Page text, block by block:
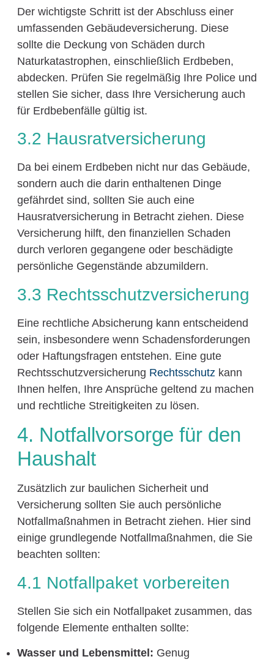
Der wichtigste Schritt ist der Abschluss einer
umfassenden Gebäudeversicherung. Diese
sollte die Deckung von Schäden durch
Naturkatastrophen, einschließlich Erdbeben,
abdecken. Prüfen Sie regelmäßig Ihre Police und
stellen Sie sicher, dass Ihre Versicherung auch
für Erdbebenfälle gültig ist.
3.2 Hausratversicherung
Da bei einem Erdbeben nicht nur das Gebäude,
sondern auch die darin enthaltenen Dinge
gefährdet sind, sollten Sie auch eine
Hausratversicherung in Betracht ziehen. Diese
Versicherung hilft, den finanziellen Schaden
durch verloren gegangene oder beschädigte
persönliche Gegenstände abzumildern.
3.3 Rechtsschutzversicherung
Eine rechtliche Absicherung kann entscheidend
sein, insbesondere wenn Schadensforderungen
oder Haftungsfragen entstehen. Eine gute
Rechtsschutzversicherung Rechtsschutz kann
Ihnen helfen, Ihre Ansprüche geltend zu machen
und rechtliche Streitigkeiten zu lösen.
4. Notfallvorsorge für den
Haushalt
Zusätzlich zur baulichen Sicherheit und
Versicherung sollten Sie auch persönliche
Notfallmaßnahmen in Betracht ziehen. Hier sind
einige grundlegende Notfallmaßnahmen, die Sie
beachten sollten:
4.1 Notfallpaket vorbereiten
Stellen Sie sich ein Notfallpaket zusammen, das
folgende Elemente enthalten sollte:
Wasser und Lebensmittel: Genug